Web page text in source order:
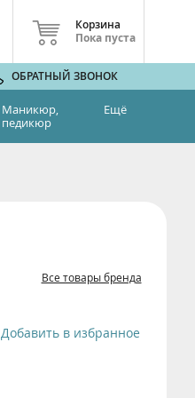
Корзина
Пока пуста
ОБРАТНЫЙ ЗВОНОК
Маникюр,
педикюр
Ещё
Все товары бренда
Добавить в избранное